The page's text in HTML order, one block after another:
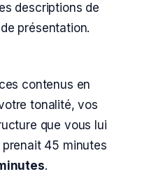
descriptions de
présentation.
contenus en
tonalité, vos
que vous lui
45 minutes
.